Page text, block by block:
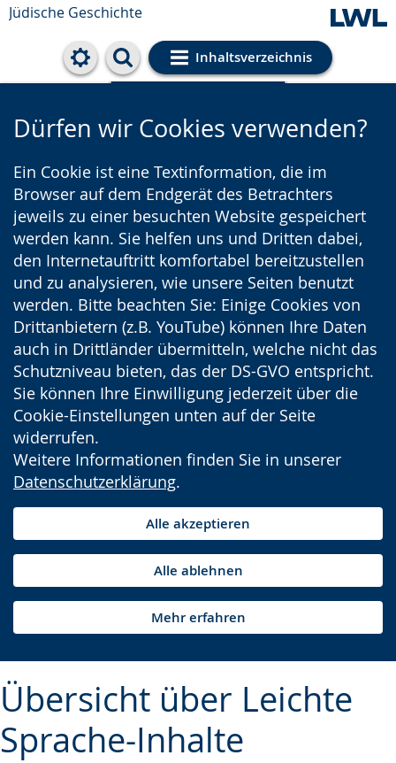
Jüdische Geschichte
Inhaltsverzeichnis
Cookie-Einstellungen
Dürfen wir Cookies verwenden?
Ein Cookie ist eine Textinformation, die im
Browser auf dem Endgerät des Betrachters
jeweils zu einer besuchten Website gespeichert
werden kann. Sie helfen uns und Dritten dabei,
den Internetauftritt komfortabel bereitzustellen
und zu analysieren, wie unsere Seiten benutzt
werden. Bitte beachten Sie: Einige Cookies von
Drittanbietern (z.B. YouTube) können Ihre Daten
auch in Drittländer übermitteln, welche nicht das
Schutzniveau bieten, das der DS-GVO entspricht.
Sie können Ihre Einwilligung jederzeit über die
Cookie-Einstellungen unten auf der Seite
widerrufen.
Weitere Informationen finden Sie in unserer
Datenschutzerklärung.
Alle akzeptieren
Alle ablehnen
Mehr erfahren
Übersicht über Leichte
Sprache-Inhalte